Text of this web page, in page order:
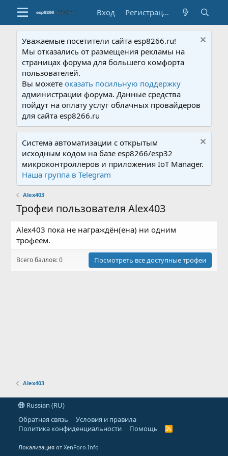
Вход Регистрация
Уважаемые посетители сайта esp8266.ru!
Мы отказались от размещения рекламы на
страницах форума для большего комфорта
пользователей.
Вы можетеоказать посильную поддержку
администрации форума. Данные средства
пойдут на оплату услуг облачных провайдеров
для сайта esp8266.ru
Система автоматизации с открытым
исходным кодом на базе esp8266/esp32
микроконтроллеров и приложения IoT Manager.
Наша группа в Telegram
Alex403
Трофеи пользователя Alex403
Alex403 пока не награждён(ена) ни одним
трофеем.
Всего баллов: 0 Посмотреть все доступные трофеи
Alex403
Russian (RU)
Обратная связь
Условия и правила
Политика конфиденциальности
Помощь
R
Локализация отXenForo.Info